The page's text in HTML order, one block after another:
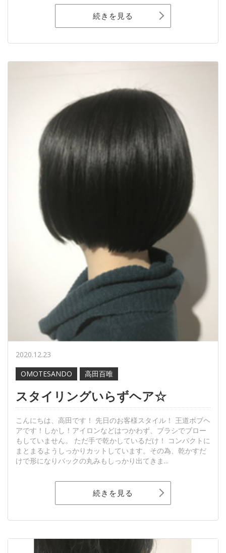
続きを見る
2020.12.23
OMOTESANDO
高田百唯
スタイリングいらずヘア☆
こんにちは、高田です！ 先日のお客様スタイル！ 王道ボブヘ
アです！しかし！アイロンなどはつかわず、ブラシでブロー
もしていません。 ただ手で乾かしているだけ！ コンパクトに
まとまるようしっかりカットしています。その為、乾かすだ
けで形になりバックの丸みもしっかり出てきま...
続きを見る